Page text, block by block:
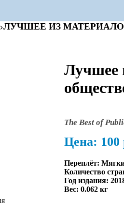
ЛУЧШЕЕ ИЗ
Лучшее
The Best of
Цена: 100
Переплёт:
Количество
Год издания:
Вес:0.062 кг